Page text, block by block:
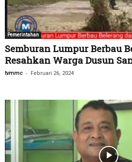
Pemerintahan
Semburan Lumpur Berbau
Resahkan Warga Dusun
tvmmc - Februari 26, 2024